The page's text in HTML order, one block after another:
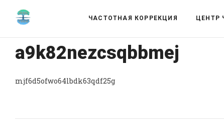
ЧАСТОТНАЯ КОРРЕКЦИЯ ЦЕНТР
a9k82nezcsqbbmej
mjf6d5ofwo64lbdk63qdf25g